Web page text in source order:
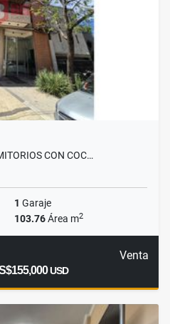
CON COC…
1 Garaje
103.76Área m2
Venta
USD